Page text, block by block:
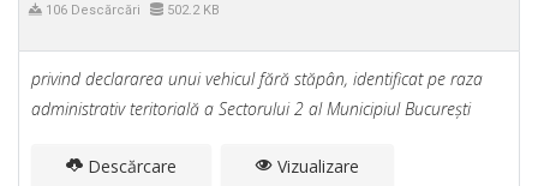
106 Descărcări 502.2 KB
privind declararea unui vehicul fără stăpân, identificat pe raza
administrativ teritorială a Sectorului 2 al Municipiul Bucureşti
Descărcare Vizualizare